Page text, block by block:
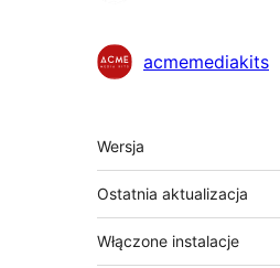
acmemediakits
Meta
Wersja
Ostatnia aktualizacja
Włączone instalacje